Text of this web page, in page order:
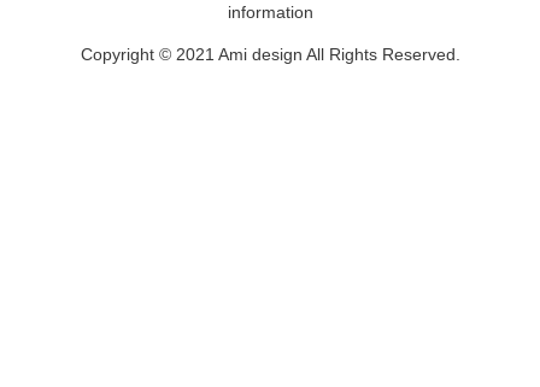
information
Copyright © 2021 Ami design All Rights Reserved.